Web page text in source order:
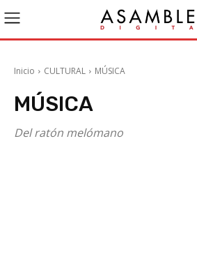
Inicio CULTURAL MÚSICA
MÚSICA
Del ratón melómano